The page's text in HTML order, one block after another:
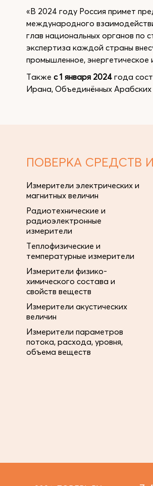
«В 2024 году Россия примет
международного
глав национальных органов по
экспертиза каждой страны
промышленное, энергетическое
Также с 1 января 2024 года
Ирана, Объединённых
ПОВЕРКА СРЕДСТВ
Измерители электрических и
магнитных величин
Радиотехнические и
радиоэлектронные
измерители
Теплофизические и
температурные измерители
Измерители физико-
химического состава и
свойств веществ
Измерители акустических
величин
Измерители параметров
потока, расхода, уровня,
объема веществ